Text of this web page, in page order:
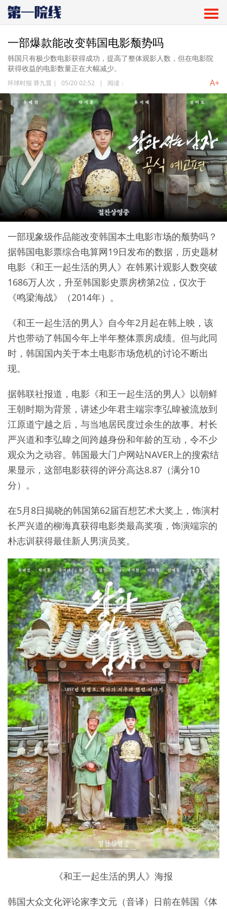
一部爆款能改变韩国电影颓势吗
韩国只有极少数电影获得成功，提高了整体观影人数，但在电影院
获得收益的电影数量正在大幅减少。
环球时报 莽九晨 | 05/20 02:52 | 阅读： A+
一部现象级作品能改变韩国本土电影市场的颓势吗？
据韩国电影票综合电算网19日发布的数据，历史题材
电影《和王一起生活的男人》在韩累计观影人数突破
1686万人次，升至韩国影史票房榜第2位，仅次于
《鸣梁海战》（2014年）。
《和王一起生活的男人》自今年2月起在韩上映，该
片也带动了韩国今年上半年整体票房成绩。但与此同
时，韩国国内关于本土电影市场危机的讨论不断出
现。
据韩联社报道，电影《和王一起生活的男人》以朝鲜
王朝时期为背景，讲述少年君主端宗李弘暐被流放到
江原道宁越之后，与当地居民度过余生的故事。村长
严兴道和李弘暐之间跨越身份和年龄的互动，令不少
观众为之动容。韩国最大门户网站NAVER上的搜索结
果显示，这部电影获得的评分高达8.87（满分10
分）。
在5月8日揭晓的韩国第62届百想艺术大奖上，饰演村
长严兴道的柳海真获得电影类最高奖项，饰演端宗的
朴志训获得最佳新人男演员奖。
《和王一起生活的男人》海报
韩国大众文化评论家李文元（音译）日前在韩国《体